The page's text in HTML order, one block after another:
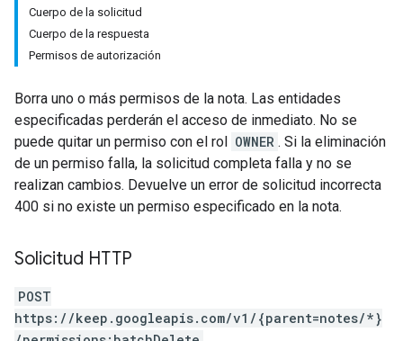
Cuerpo de la solicitud
Cuerpo de la respuesta
Permisos de autorización
Borra uno o más permisos de la nota. Las entidades
especificadas perderán el acceso de inmediato. No se
puede quitar un permiso con el rol OWNER . Si la eliminación
de un permiso falla, la solicitud completa falla y no se
realizan cambios. Devuelve un error de solicitud incorrecta
400 si no existe un permiso especificado en la nota.
Solicitud HTTP
POST
https://keep.googleapis.com/v1/{parent=notes/*}